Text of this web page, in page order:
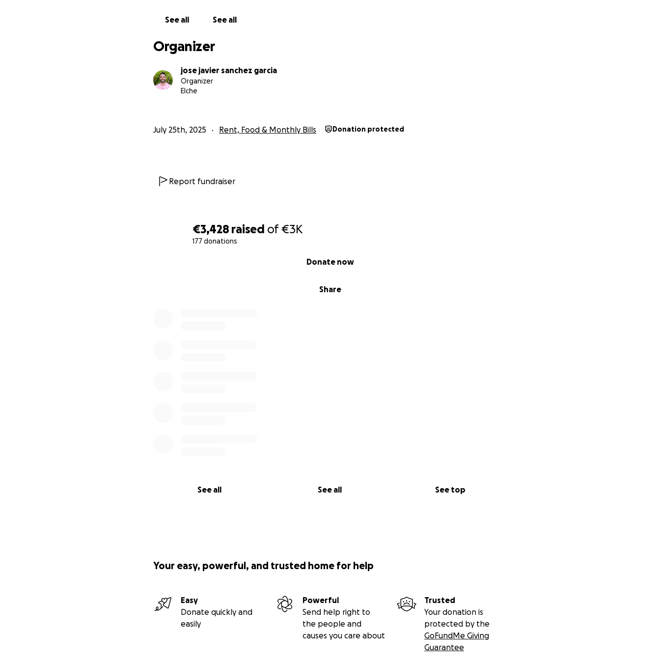
€3,428 raised of€3K
177 donations
Share
Donate now
See all See all See top
See all See all
Organizer
jose javier sanchez garcia
Organizer
Elche
July 25th, 2025 Rent, Food & Monthly Bills Donation protected
Report fundraiser
Your easy, powerful, and trusted home for help
Easy
Donate quickly and
easily
Powerful
Send help right to
the people and
causes you care about
Trusted
Your donation is
protected by the
GoFundMe Giving
Guarantee